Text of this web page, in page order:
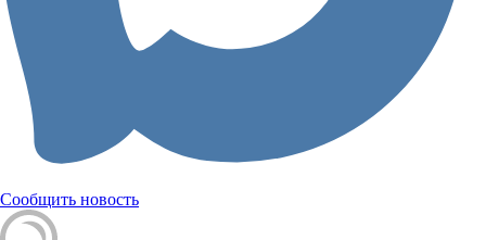
Сообщить новость